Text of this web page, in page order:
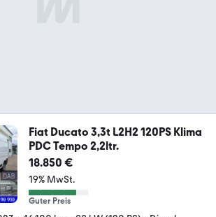
Fiat Ducato 3,3t L2H2 120PS Klima
PDC Tempo 2,2ltr.
18.850 €
19% MwSt.
Guter Preis